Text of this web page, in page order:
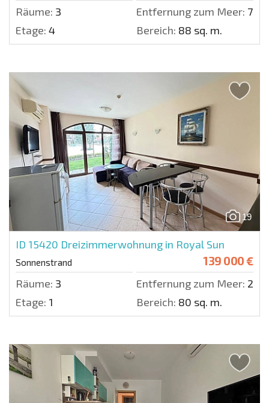
Räume: 3 Entfernung zum Meer: 700
Etage: 4 Bereich: 88 sq. m.
19
ID 15420 Dreizimmerwohnung in Royal Sun
Sonnenstrand 139 000 €
Räume: 3 Entfernung zum Meer: 200
Etage: 1 Bereich: 80 sq. m.